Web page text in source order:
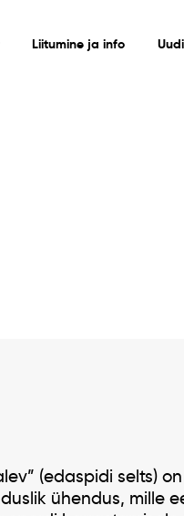
Liitumine ja info
(edaspidi selts)
ühendus, mille